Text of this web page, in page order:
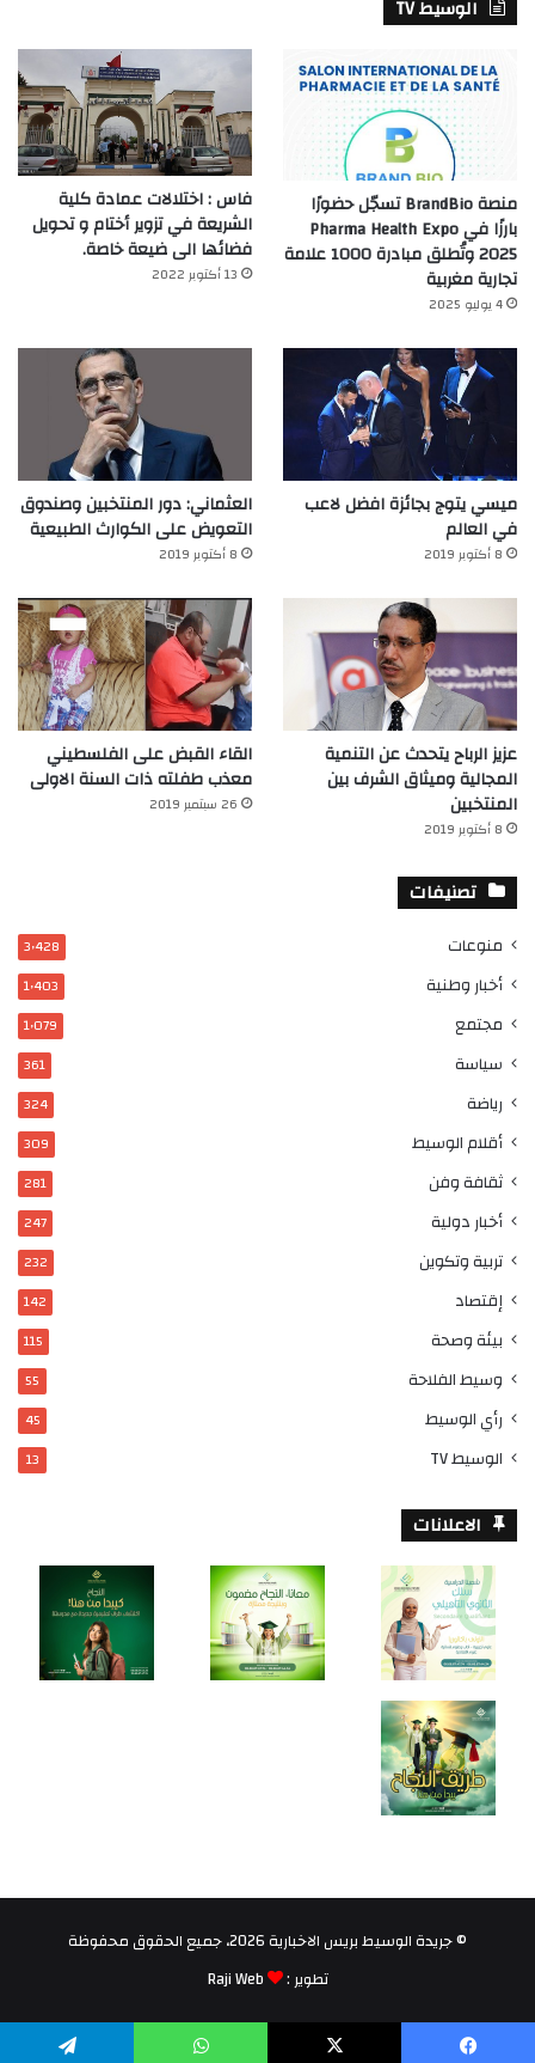
الوسيط TV
منصة BrandBio تسجّل حضورًا
بارزًا في Pharma Health Expo
2025 وتُطلق مبادرة 1000 علامة
تجارية مغربية
4 يوليو 2025
فاس : اختلالات عمادة كلية
الشريعة في تزوير أختام و تحويل
فضائها الى ضيعة خاصة.
13 أكتوبر 2022
ميسي يتوج بجائزة افضل لاعب
في العالم‎
8 أكتوبر 2019
العثماني: دور المنتخبين وصندوق
التعويض على الكوارث الطبيعية
8 أكتوبر 2019
عزيز الرباح يتحدث عن التنمية
المجالية وميثاق الشرف بين
المنتخبين
8 أكتوبر 2019
القاء القبض على الفلسطيني
معذب طفلته ذات السنة الاولى
26 سبتمبر 2019
تصنيفات
منوعات 3٬428
أخبار وطنية 1٬403
مجتمع 1٬079
سياسة 361
رياضة 324
أقلام الوسيط 309
ثقافة وفن 281
أخبار دولية 247
تربية وتكوين 232
إقتصاد 142
بيئة وصحة 115
وسيط الفلاحة 55
رأي الوسيط 45
الوسيط TV 13
الاعلانات
© جريدة الوسيط بريس الاخبارية 2026، جميع الحقوق محفوظة
تطوير :
Raji Web